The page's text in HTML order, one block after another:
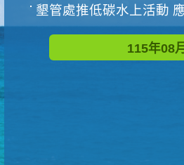
墾管處推低碳水上活動 應屆
115年08月